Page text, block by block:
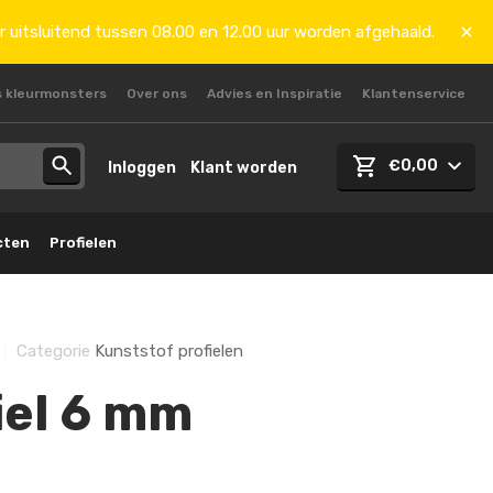
tussen 08.00 en 12.00 uur worden afgehaald.
kleurmonsters Over ons Advies en Inspiratie Klantenservice
Inloggen Klant worden €0,00
Profielen
Categorie Kunststof profielen
6 mm